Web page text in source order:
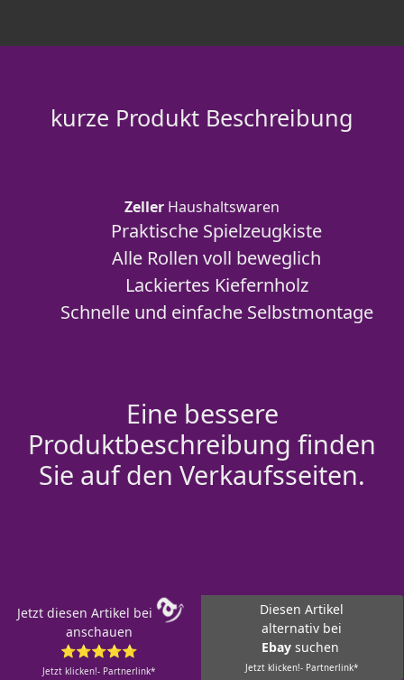
kurze Produkt Beschreibung
Zeller Haushaltswaren
Praktische Spielzeugkiste
Alle Rollen voll beweglich
Lackiertes Kiefernholz
Schnelle und einfache Selbstmontage
Eine bessere
Produktbeschreibung finden
Sie auf den Verkaufsseiten.
Jetzt diesen Artikel bei
anschauen
⭐⭐⭐⭐⭐
Jetzt klicken!- Partnerlink*
Diesen Artikel
alternativ bei
Ebay suchen
Jetzt klicken!- Partnerlink*